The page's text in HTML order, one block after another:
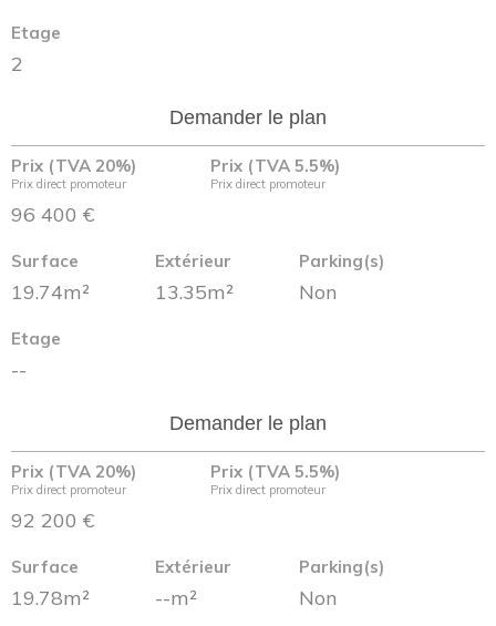
Etage
2
Demander le plan
Prix (TVA 20%)
Prix direct promoteur
96 400 €
Prix (TVA 5.5%)
Prix direct promoteur
Surface
19.74m²
Extérieur
13.35m²
Parking(s)
Non
Etage
--
Demander le plan
Prix (TVA 20%)
Prix direct promoteur
92 200 €
Prix (TVA 5.5%)
Prix direct promoteur
Surface
19.78m²
Extérieur
--m²
Parking(s)
Non